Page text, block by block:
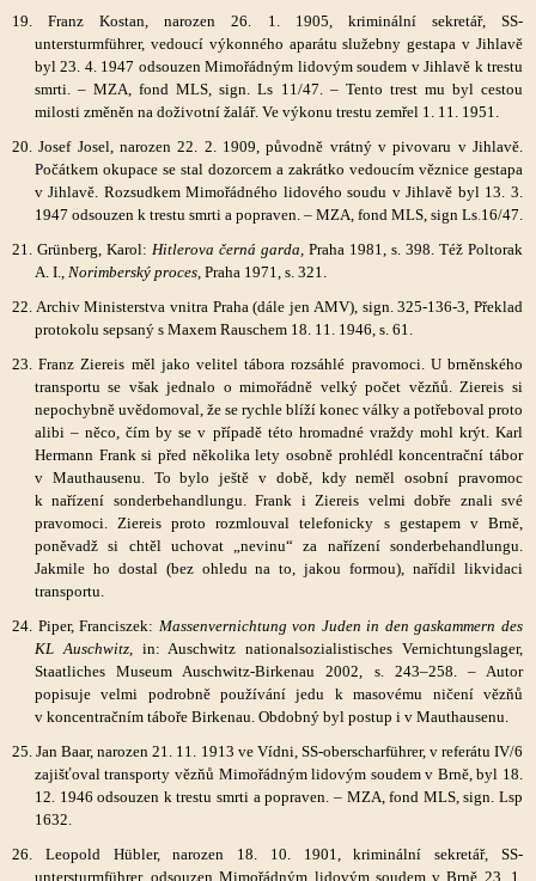
19. Franz Kostan, narozen 26. 1. 1905, kriminální sekretář, SS-
untersturmführer, vedoucí výkonného aparátu služebny gestapa v Jihlavě
byl 23. 4. 1947 odsouzen Mimořádným lidovým soudem v Jihlavě k trestu
smrti. – MZA, fond MLS, sign. Ls 11/47. – Tento trest mu byl cestou
milosti změněn na doživotní žalář. Ve výkonu trestu zemřel 1. 11. 1951.
20. Josef Josel, narozen 22. 2. 1909, původně vrátný v pivovaru v Jihlavě.
Počátkem okupace se stal dozorcem a zakrátko vedoucím věznice gestapa
v Jihlavě. Rozsudkem Mimořádného lidového soudu v Jihlavě byl 13. 3.
1947 odsouzen k trestu smrti a popraven. – MZA, fond MLS, sign Ls.16/47.
21. Grünberg, Karol: Hitlerova černá garda, Praha 1981, s. 398. Též Poltorak
A. I., Norimberský proces, Praha 1971, s. 321.
22. Archiv Ministerstva vnitra Praha (dále jen AMV), sign. 325-136-3, Překlad
protokolu sepsaný s Maxem Rauschem 18. 11. 1946, s. 61.
23. Franz Ziereis měl jako velitel tábora rozsáhlé pravomoci. U brněnského
transportu se však jednalo o mimořádně velký počet vězňů. Ziereis si
nepochybně uvědomoval, že se rychle blíží konec války a potřeboval proto
alibi – něco, čím by se v případě této hromadné vraždy mohl krýt. Karl
Hermann Frank si před několika lety osobně prohlédl koncentrační tábor
v Mauthausenu. To bylo ještě v době, kdy neměl osobní pravomoc
k nařízení sonderbehandlungu. Frank i Ziereis velmi dobře znali své
pravomoci. Ziereis proto rozmlouval telefonicky s gestapem v Brně,
poněvadž si chtěl uchovat „nevinu“ za nařízení sonderbehandlungu.
Jakmile ho dostal (bez ohledu na to, jakou formou), nařídil likvidaci
transportu.
24. Piper, Franciszek: Massenvernichtung von Juden in den gaskammern des
KL Auschwitz, in: Auschwitz nationalsozialistisches Vernichtungslager,
Staatliches Museum Auschwitz-Birkenau 2002, s. 243–258. – Autor
popisuje velmi podrobně používání jedu k masovému ničení vězňů
v koncentračním táboře Birkenau. Obdobný byl postup i v Mauthausenu.
25. Jan Baar, narozen 21. 11. 1913 ve Vídni, SS-oberscharführer, v referátu IV/6
zajišťoval transporty vězňů Mimořádným lidovým soudem v Brně, byl 18.
12. 1946 odsouzen k trestu smrti a popraven. – MZA, fond MLS, sign. Lsp
1632.
26. Leopold Hübler, narozen 18. 10. 1901, kriminální sekretář, SS-
untersturmführer, odsouzen Mimořádným lidovým soudem v Brně 23. 1.